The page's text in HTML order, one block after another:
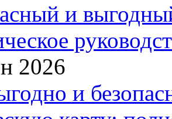
и
2026
и